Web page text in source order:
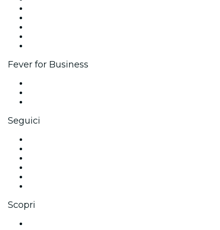
Fever for Business
Seguici
Scopri